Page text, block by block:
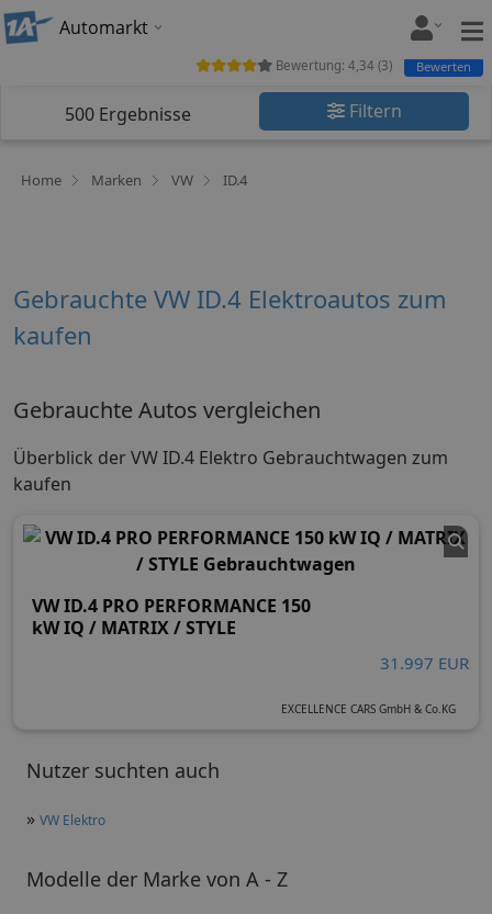
Automarkt
500 Ergebnisse Filtern
Home Marken VW ID.4
Nutzer suchten auch
» VW Elektro
Modelle der Marke von A - Z
Bewertung: 4,34 (3) Bewerten
Gebrauchte VW ID.4 Elektroautos zum
kaufen
Gebrauchte Autos vergleichen
Überblick der VW ID.4 Elektro Gebrauchtwagen zum
kaufen
VW ID.4 PRO PERFORMANCE 150
kW IQ / MATRIX / STYLE
31.997 EUR
EXCELLENCE CARS GmbH & Co.KG